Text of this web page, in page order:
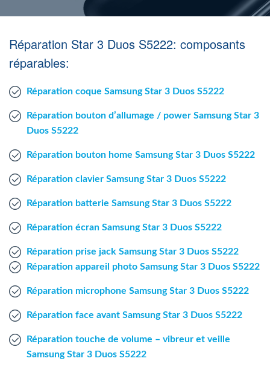
ASBL
Agent Mac
Fr
Réparation Star 3 Duos S5222: composants
réparables:
Réparation coque Samsung Star 3 Duos S5222
Réparation bouton d’allumage / power Samsung Star 3
Duos S5222
Réparation bouton home Samsung Star 3 Duos S5222
Réparation clavier Samsung Star 3 Duos S5222
Réparation batterie Samsung Star 3 Duos S5222
Réparation écran Samsung Star 3 Duos S5222
Réparation prise jack Samsung Star 3 Duos S5222
Réparation appareil photo Samsung Star 3 Duos S5222
Réparation microphone Samsung Star 3 Duos S5222
Réparation face avant Samsung Star 3 Duos S5222
Réparation touche de volume – vibreur et veille
Samsung Star 3 Duos S5222